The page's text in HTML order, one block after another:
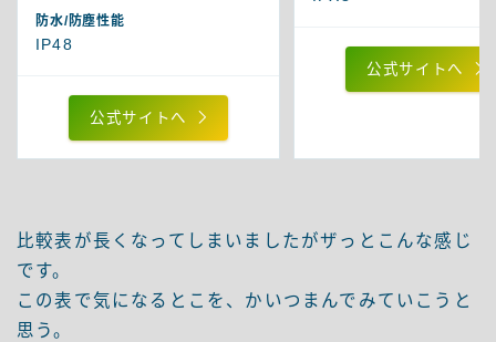
防水/防塵性能
IP48
公式サイトへ
公式サイトへ
比較表が長くなってしまいましたがザっとこんな感じ
です。
この表で気になるとこを、かいつまんでみていこうと
思う。